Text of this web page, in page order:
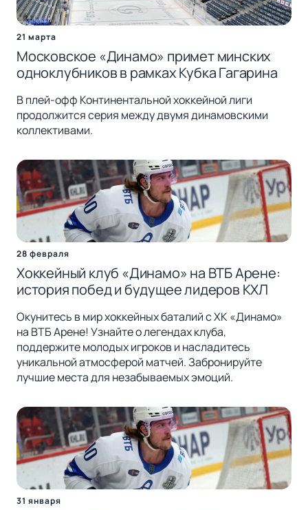
21 марта
Московское «Динамо» примет минских
одноклубников в рамках Кубка Гагарина
В плей-офф Континентальной хоккейной лиги
продолжится серия между двумя динамовскими
коллективами.
28 февраля
Хоккейный клуб «Динамо» на ВТБ Арене:
история побед и будущее лидеров КХЛ
Окунитесь в мир хоккейных баталий с ХК «Динамо»
на ВТБ Арене! Узнайте о легендах клуба,
поддержите молодых игроков и насладитесь
уникальной атмосферой матчей. Забронируйте
лучшие места для незабываемых эмоций.
31 января